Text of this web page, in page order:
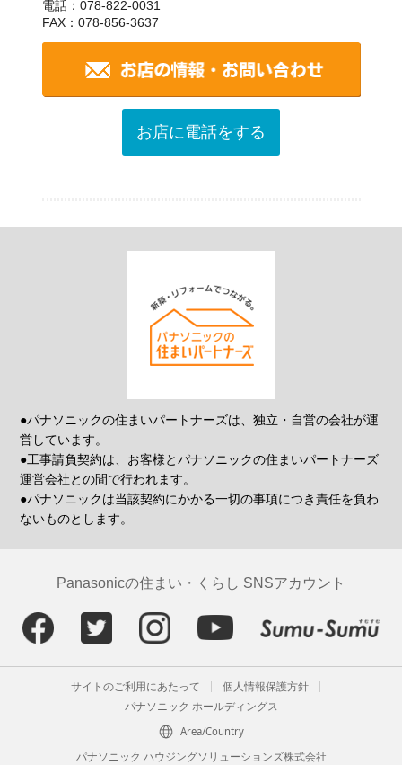
電話：078-822-0031
FAX：078-856-3637
お店に電話をする
●パナソニックの住まいパートナーズは、独立・自営の会社が運
営しています。
●工事請負契約は、お客様とパナソニックの住まいパートナーズ
運営会社との間で行われます。
●パナソニックは当該契約にかかる一切の事項につき責任を負わ
ないものとします。
Panasonicの住まい・くらし SNSアカウント
サイトのご利用にあたって
個人情報保護方針
パナソニック ホールディングス
Area/Country
パナソニック ハウジングソリューションズ株式会社